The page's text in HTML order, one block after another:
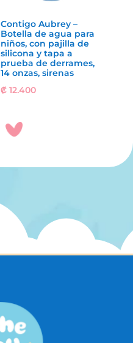
Contigo Aubrey –
Botella de agua para
niños, con pajilla de
silicona y tapa a
prueba de derrames,
14 onzas, sirenas
₡12.400